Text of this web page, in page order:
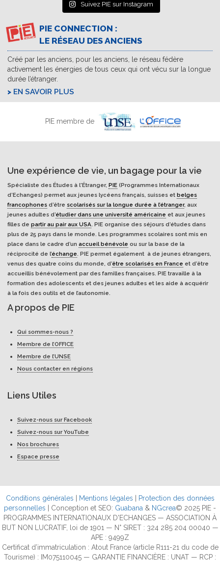
Suivez PIE sur Instagram
PIE CONNECTION :
LE RÉSEAU DES ANCIENS
Créé par les anciens, pour les anciens, le réseau fédère
activement les énergies de tous ceux qui ont vécu sur la longue
durée l’étranger.
EN SAVOIR PLUS
PIE membre de
Une expérience de vie, un bagage pour la vie
Spécialiste des Études à l'Étranger, PIE (Programmes Internationaux
d’Echanges) permet aux jeunes lycéens français, suisses et belges
francophones d’être scolarisés sur la longue durée à l’étranger, aux
jeunes adultes d’étudier dans une université américaine et aux jeunes
filles de partir au pair aux USA. PIE organise des séjours d’études dans
plus de 25 pays dans le monde. Les programmes scolaires sont mis en
place dans le cadre d’un accueil bénévole ou sur la base de la
réciprocité de l’échange. PIE permet également à de jeunes étrangers,
venus des quatre coins du monde, d’être scolarisés en France et d’être
accueillis bénévolement par des familles françaises. PIE travaille à la
formation des adolescents et des jeunes adultes et les aide à acquérir
à la fois des outils et de l’autonomie.
A propos de PIE
Qui sommes-nous ?
Membre de l’OFFICE
Membre de l’UNSE
Nous contacter en régions
Liens Utiles
Suivez-nous sur Facebook
Suivez-nous sur YouTube
Nos brochures
Espace presse
Conditions générales Mentions légales
Protection des données
personnelles | Conception et SEO: Guabana & NGcrea© 2025 PIE -
PROGRAMMES INTERNATIONAUX D'ECHANGES — ASSOCIATION À
BUT NON LUCRATIF, loi de 1901 — N° SIRET : 324 285 204 00040 —
APE : 9499Z
Certificat d’immatriculation : Atout France (article R111-21 du code de
Tourisme) : IM075110045 — GARANTIE FINANCIÈRE : UNAT — RCP :